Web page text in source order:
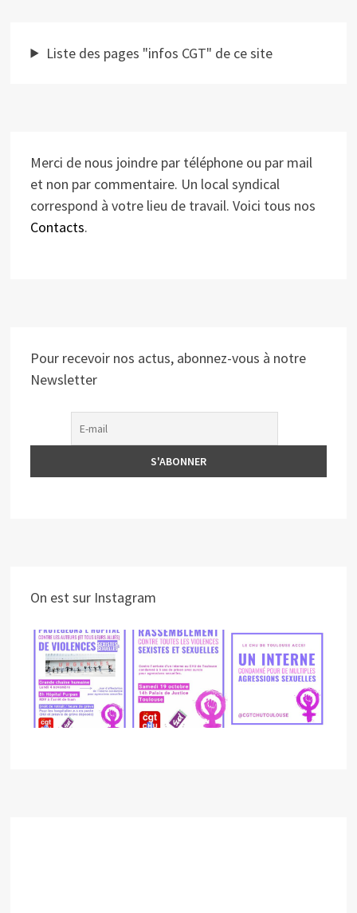
Liste des pages "infos CGT" de ce site
Merci de nous joindre par téléphone ou par mail
et non par commentaire. Un local syndical
correspond à votre lieu de travail. Voici tous nos
Contacts.
Pour recevoir nos actus, abonnez-vous à notre
Newsletter
On est sur Instagram